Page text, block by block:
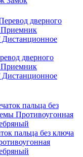
дверного
Приемник
пальца без ключа